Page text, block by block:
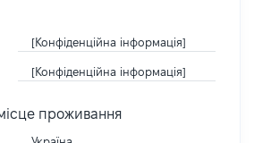
[Конфіденційна інформація]
[Конфіденційна інформація]
проживання